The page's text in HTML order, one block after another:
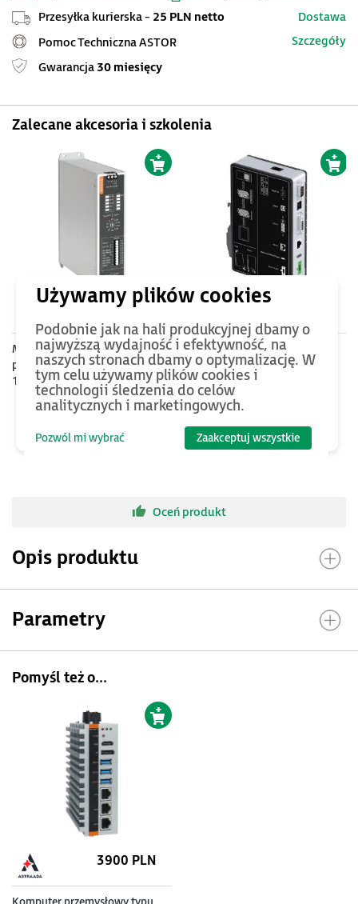
Przesyłka kurierska - 25 PLN netto
Dostawa
Pomoc Techniczna ASTOR
Szczegóły
Gwarancja 30 miesięcy
Zalecane akcesoria i szkolenia
Moduł UPS dla komputerów
przemysłowych, 1080 Ws, 9A,
12/24V DC
1090 PLN
Nadajnik (Extender) sygnału
pomiędzy komputerem i
monitorem, zasięg 100
metrów po RJ45
Oceń produkt
Opis produktu
Parametry
Pomyśl też o...
3900 PLN
Podobnie jak na hali produkcyjnej dbamy o
najwyższą wydajność i efektywność, na
naszych stronach dbamy o optymalizację. W
tym celu używamy plików cookies i
technologii śledzenia do celów
analitycznych i marketingowych.
Pozwól mi wybrać Zaakceptuj wszystkie